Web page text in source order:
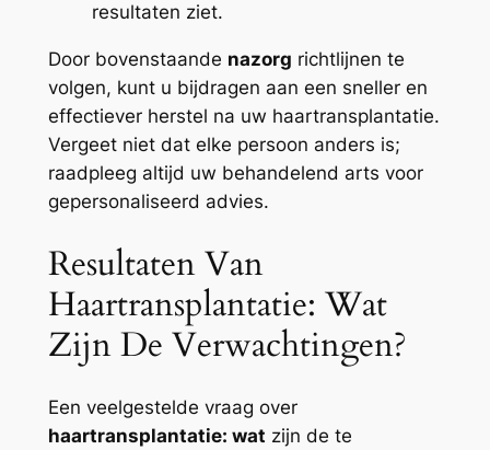
resultaten ziet.
Door bovenstaande nazorg richtlijnen te
volgen, kunt u bijdragen aan een sneller en
effectiever herstel na uw haartransplantatie.
Vergeet niet dat elke persoon anders is;
raadpleeg altijd uw behandelend arts voor
gepersonaliseerd advies.
Resultaten Van
Haartransplantatie: Wat
Zijn De Verwachtingen?
Een veelgestelde vraag over
haartransplantatie: wat zijn de te